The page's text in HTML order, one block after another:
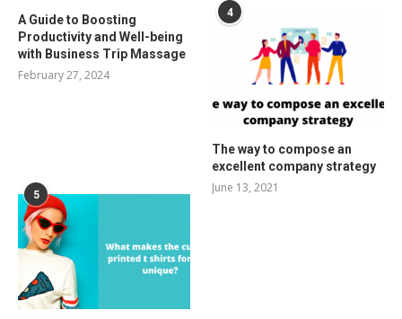
A Guide to Boosting
Productivity and Well-being
with Business Trip Massage
February 27, 2024
4
The way to compose an
excellent company strategy
June 13, 2021
5